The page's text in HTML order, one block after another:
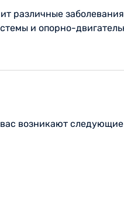
различные
и опорно-
возникают